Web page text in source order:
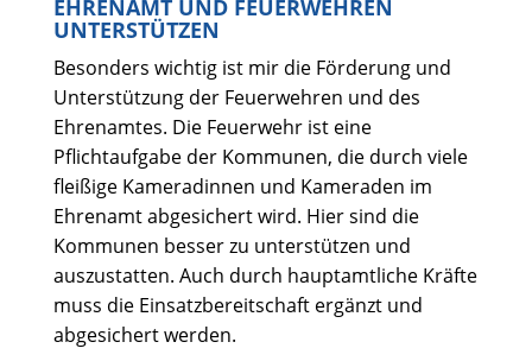
EHRENAMT UND FEUERWEHREN
UNTERSTÜTZEN
Besonders wichtig ist mir die Förderung und
Unterstützung der Feuerwehren und des
Ehrenamtes. Die Feuerwehr ist eine
Pflichtaufgabe der Kommunen, die durch viele
fleißige Kameradinnen und Kameraden im
Ehrenamt abgesichert wird. Hier sind die
Kommunen besser zu unterstützen und
auszustatten. Auch durch hauptamtliche Kräfte
muss die Einsatzbereitschaft ergänzt und
abgesichert werden.